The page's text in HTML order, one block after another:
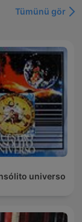
Tümünü gör
universo